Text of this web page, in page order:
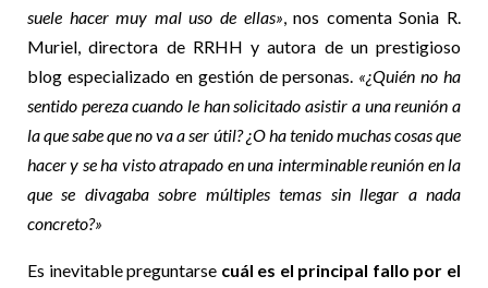
suele hacer muy mal uso de ellas», nos comenta Sonia R.
Muriel, directora de RRHH y autora de un prestigioso
blog especializado en gestión de personas. «¿Quién no ha
sentido pereza cuando le han solicitado asistir a una reunión a
la que sabe que no va a ser útil? ¿O ha tenido muchas cosas que
hacer y se ha visto atrapado en una interminable reunión en la
que se divagaba sobre múltiples temas sin llegar a nada
concreto?»
Es inevitable preguntarse cuál es el principal fallo por el